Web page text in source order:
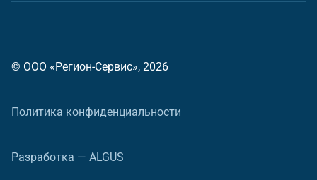
© ООО «Регион-Сервис», 2026
Политика конфиденциальности
Разработка — ALGUS